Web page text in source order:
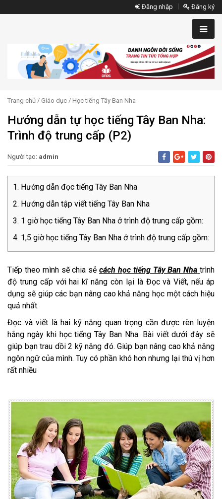
Đăng nhập Đăng ký
Trang chủ / Giáo dục / Học tiếng Tây Ban Nha
Hướng dẫn tự học tiếng Tây Ban Nha:
Trình độ trung cấp (P2)
Người tạo: admin
Hướng dẫn đọc tiếng Tây Ban Nha
Hướng dẫn tập viết tiếng Tây Ban Nha
1 giờ học tiếng Tây Ban Nha ở trình độ trung cấp gồm:
1,5 giờ học tiếng Tây Ban Nha ở trình độ trung cấp gồm:
Tiếp theo mình sẽ chia sẻ cách học tiếng Tây Ban Nha trình
độ trung cấp với hai kĩ năng còn lại là Đọc và Viết, nếu áp
dụng sẽ giúp các bạn nâng cao khả năng học một cách hiệu
quả nhất.
Đọc và viết là hai kỹ năng quan trọng cần được rèn luyện
hằng ngày khi học tiếng Tây Ban Nha. Bài viết dưới đây sẽ
giúp bạn trau dồi 2 kỹ năng đó. Giúp bạn nâng cao khả năng
ngôn ngữ của mình. Tuy có phần khó hơn nhưng lại thú vị hơn
rất nhiều